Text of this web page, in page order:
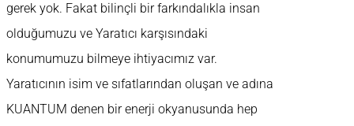
gerek yok. Fakat bilinçli bir farkındalıkla insan
olduğumuzu ve Yaratıcı karşısındaki
konumumuzu bilmeye ihtiyacımız var.
Yaratıcının isim ve sıfatlarından oluşan ve adına
KUANTUM denen bir enerji okyanusunda hep